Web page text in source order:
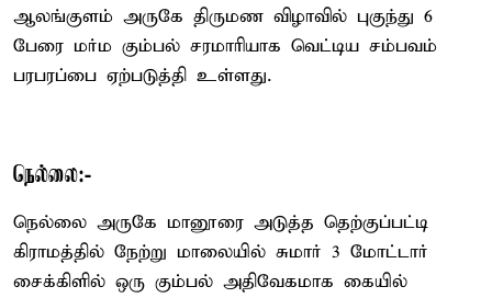
ஆலங்குளம் அருகே திருமண விழாவில் புகுந்து 6
பேரை மர்ம கும்பல் சரமாரியாக வெட்டிய சம்பவம்
பரபரப்பை ஏற்படுத்தி உள்ளது.
நெல்லை:-
நெல்லை அருகே மானூரை அடுத்த தெற்குப்பட்டி
கிராமத்தில் நேற்று மாலையில் சுமார் 3 மோட்டார்
சைக்கிளில் ஒரு கும்பல் அதிவேகமாக கையில்